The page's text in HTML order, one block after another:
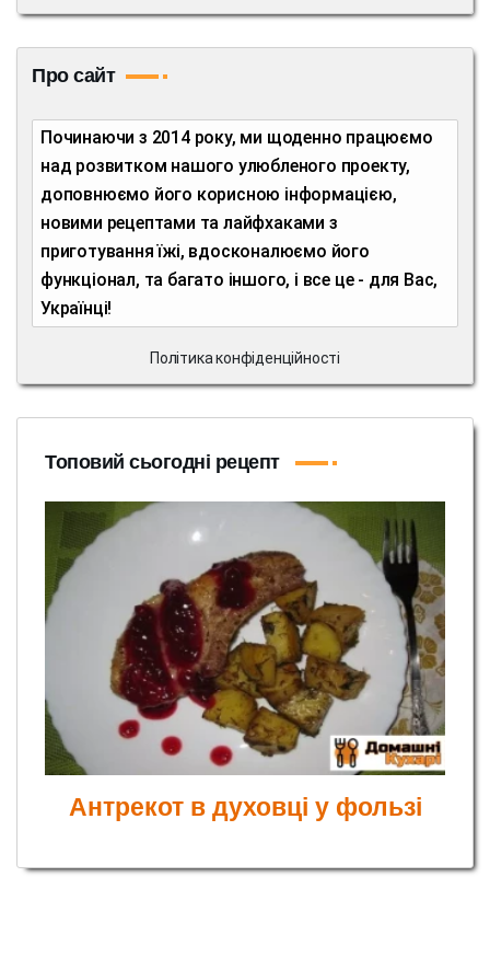
Про сайт
Починаючи з 2014 року, ми щоденно працюємо
над розвитком нашого улюбленого проекту,
доповнюємо його корисною інформацією,
новими рецептами та лайфхаками з
приготування їжі, вдосконалюємо його
функціонал, та багато іншого, і все це - для Вас,
Українці!
Політика конфіденційності
Топовий сьогодні рецепт
Антрекот в духовці у фользі